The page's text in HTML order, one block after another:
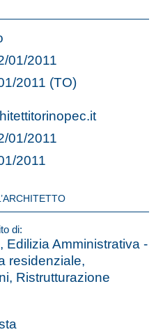
01/2011
2011 (TO)
01/2011
2011
di:
Edilizia Amministrativa -
residenziale,
Ristrutturazione